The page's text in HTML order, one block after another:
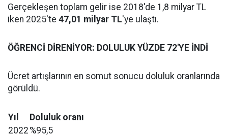
Gerçekleşen toplam gelir ise 2018'de 1,8 milyar TL
iken 2025'te 47,01 milyar TL'ye ulaştı.
ÖĞRENCİ DİRENİYOR: DOLULUK YÜZDE 72'YE İNDİ
Ücret artışlarının en somut sonucu doluluk oranlarında
görüldü.
Yıl
Doluluk oranı
2022 %95,5